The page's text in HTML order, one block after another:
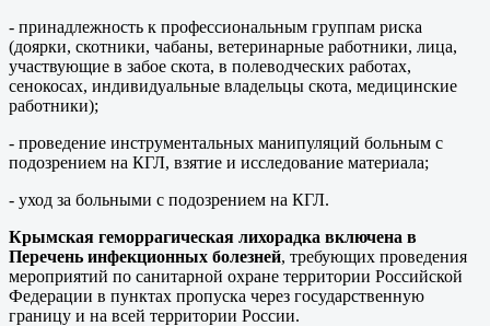
- принадлежность к профессиональным группам риска
(доярки, скотники, чабаны, ветеринарные работники, лица,
участвующие в забое скота, в полеводческих работах,
сенокосах, индивидуальные владельцы скота, медицинские
работники);
- проведение инструментальных манипуляций больным с
подозрением на КГЛ, взятие и исследование материала;
- уход за больными с подозрением на КГЛ.
Крымская геморрагическая лихорадка включена в
Перечень инфекционных болезней, требующих проведения
мероприятий по санитарной охране территории Российской
Федерации в пунктах пропуска через государственную
границу и на всей территории России.